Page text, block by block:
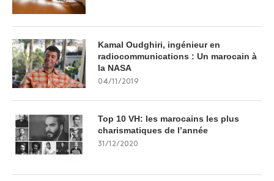
Kamal Oudghiri, ingénieur en
radiocommunications : Un marocain à
la NASA
04/11/2019
Top 10 VH: les marocains les plus
charismatiques de l’année
31/12/2020